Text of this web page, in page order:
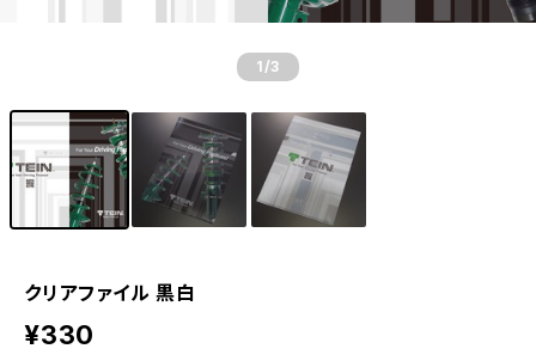
1 /3
クリアファイル 黒白
¥330